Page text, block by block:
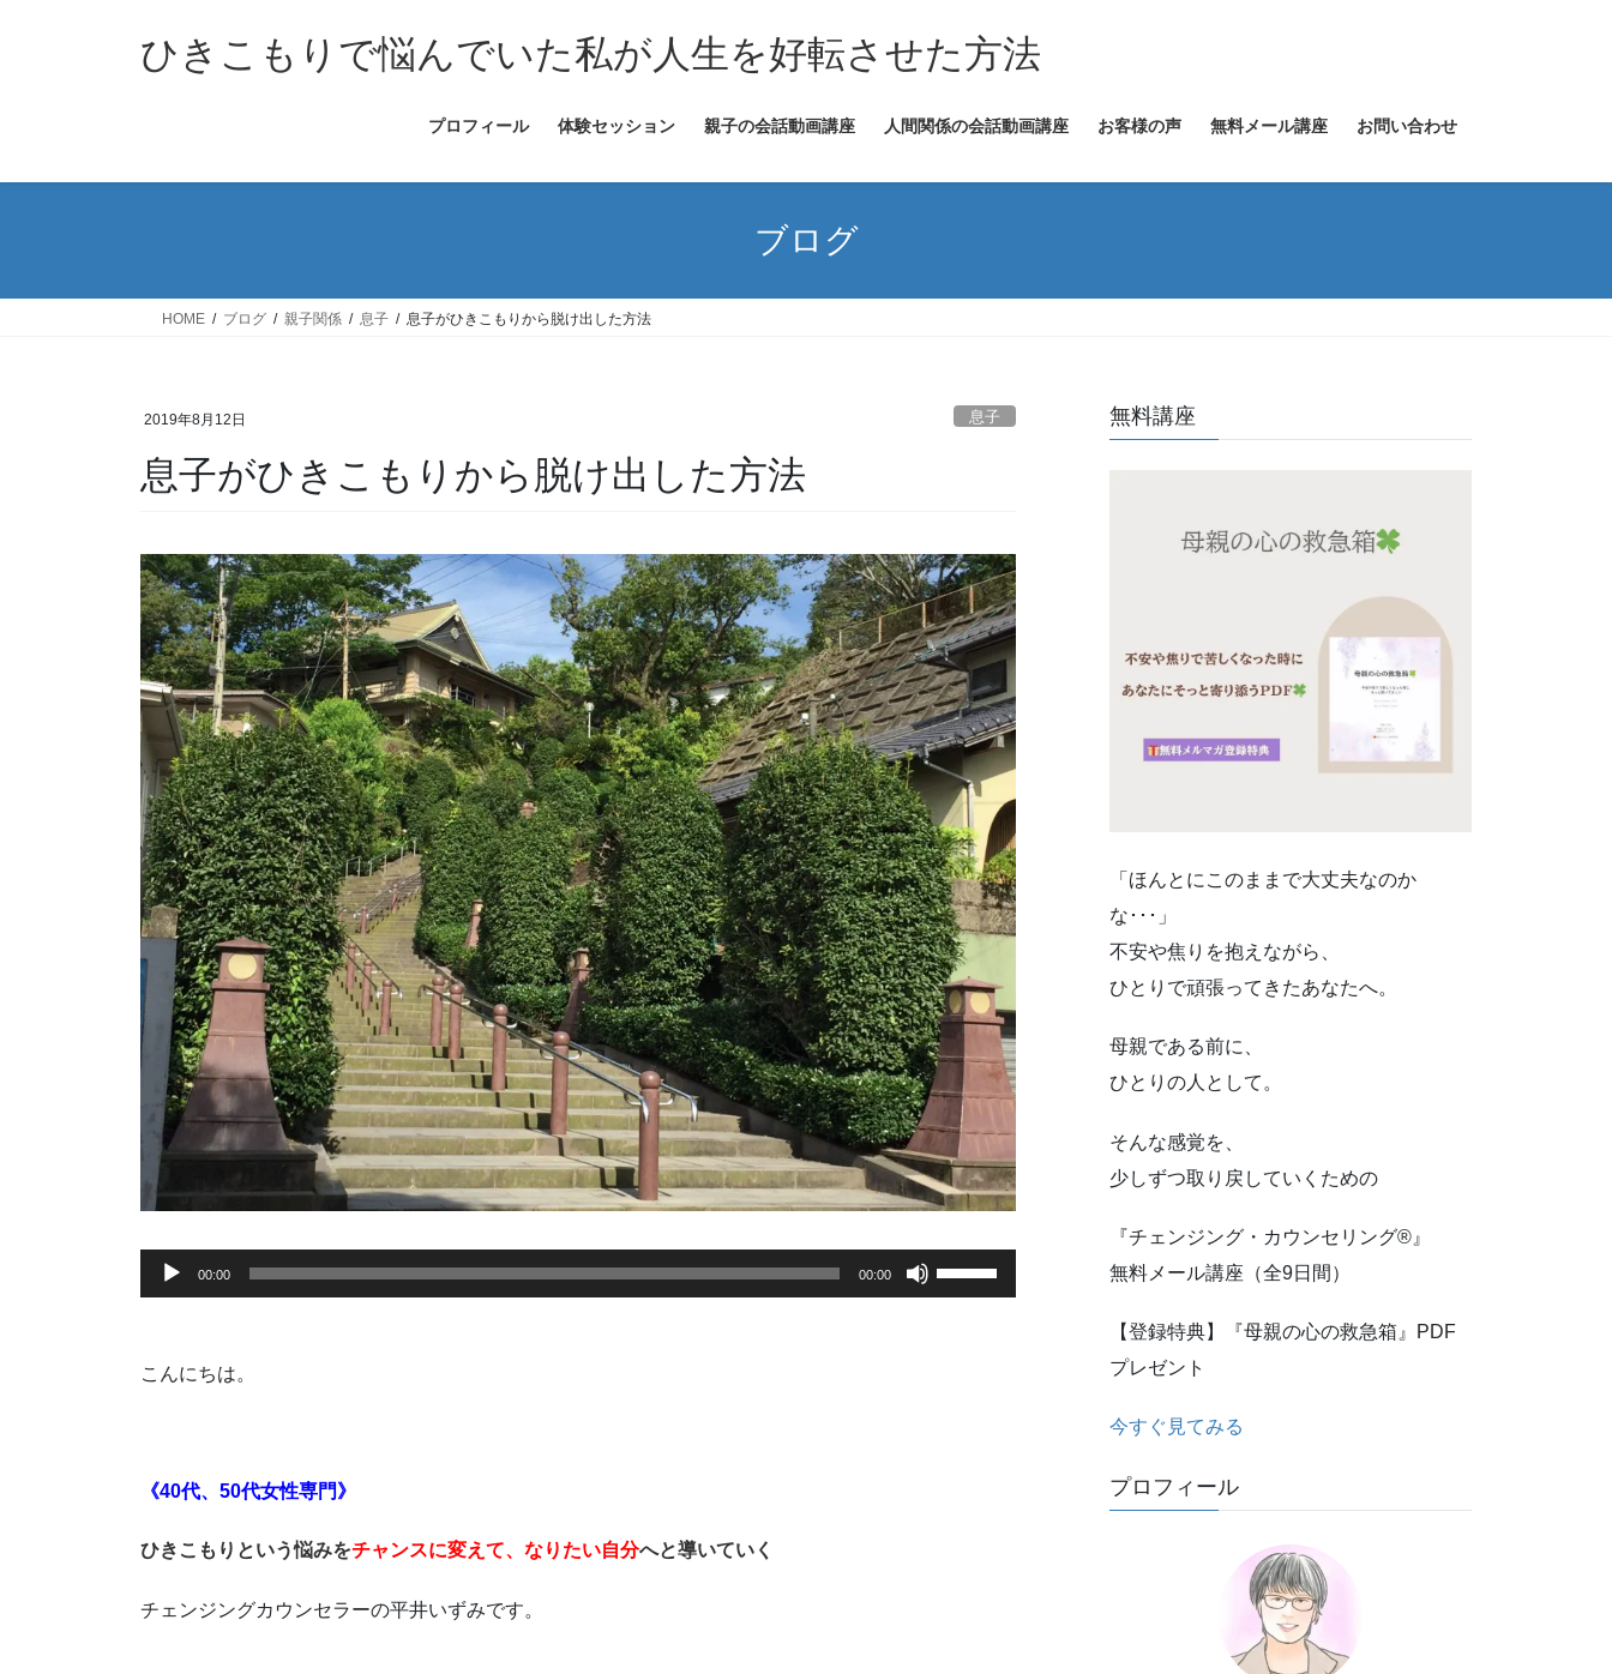
ス
ン
ひきこもりで悩んでいた私が人生を好転させた方法
プロフィール 体験セッション 親子の会話動画講座 人間関係の会話動画講座 お客様の声 無料メール講座 お問い合わせ
ブログ
HOME ブログ 親子関係 息子 息子がひきこもりから脱け出した方法
2019年8月12日 息子
息子がひきこもりから脱け出した方法
ー
00:00 00:00
こんにちは。
《40代、50代女性専門》
ひきこもりという悩みをチャンスに変えて、 なりたい自分へと導いていく
チェンジングカウンセラーの平井いずみです。
無料講座
「ほんとにこのままで大丈夫なのか
な･･･」
不安や焦りを抱えながら、
ひとりで頑張ってきたあなたへ。
母親である前に、
ひとりの人として。
そんな感覚を、
少しずつ取り戻していくための
『チェンジング・カウンセリング®』
無料メール講座（全9日間）
【登録特典】『母親の心の救急箱』PDF
プレゼント
今すぐ見てみる
プロフィール